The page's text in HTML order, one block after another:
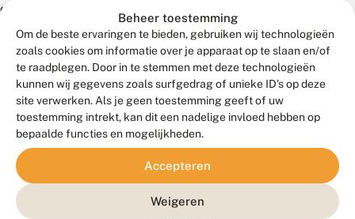
Beheer toestemming
Om de beste ervaringen te bieden, gebruiken wij technologieën
zoals cookies om informatie over je apparaat op te slaan en/of
te raadplegen. Door in te stemmen met deze technologieën
kunnen wij gegevens zoals surfgedrag of unieke ID's op deze
site verwerken. Als je geen toestemming geeft of uw
toestemming intrekt, kan dit een nadelige invloed hebben op
bepaalde functies en mogelijkheden.
Accepteren
Weigeren
doen
vlinder
oppakken
koud
weg
zetten,
onder